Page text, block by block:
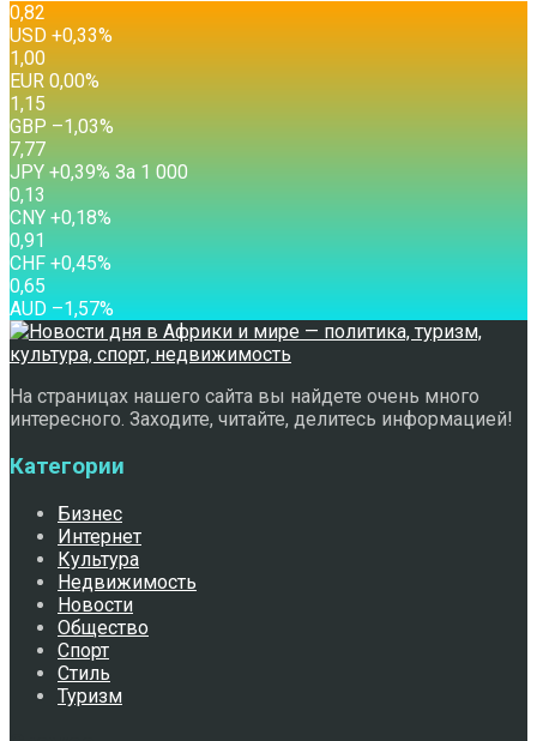
0,82
USD +0,33%
1,00
EUR 0,00%
1,15
GBP –1,03%
7,77
JPY +0,39% За 1 000
0,13
CNY +0,18%
0,91
CHF +0,45%
0,65
AUD –1,57%
На страницах нашего сайта вы найдете очень много
интересного. Заходите, читайте, делитесь информацией!
Категории
Бизнес
Интернет
Культура
Недвижимость
Новости
Общество
Спорт
Стиль
Туризм